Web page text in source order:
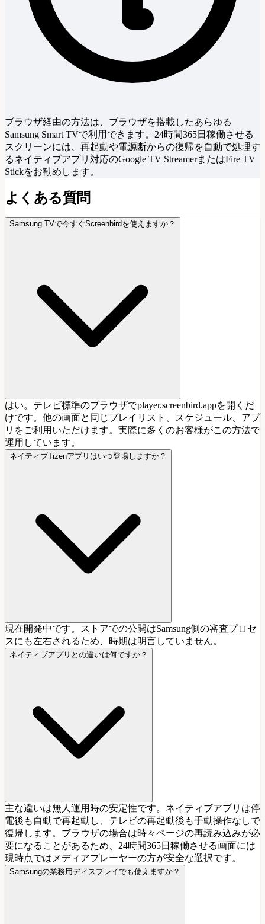
ブラウザ経由の方法は、ブラウザを搭載したあらゆる
Samsung Smart TVで利用できます。24時間365日稼働させる
スクリーンには、再起動や電源断からの復帰を自動で処理す
るネイティブアプリ対応のGoogle TV StreamerまたはFire TV
Stickをお勧めします。
よくある質問
Samsung TVで今すぐScreenbirdを使えますか？
はい。テレビ標準のブラウザでplayer.screenbird.appを開くだ
けです。他の画面と同じプレイリスト、スケジュール、アプ
リをご利用いただけます。実際に多くのお客様がこの方法で
運用しています。
ネイティブTizenアプリはいつ登場しますか？
現在開発中です。ストアでの公開はSamsung側の審査プロセ
スにも左右されるため、時期は明言していません。
ネイティブアプリとの違いは何ですか？
主な違いは無人運用時の安定性です。ネイティブアプリは停
電後も自動で再起動し、テレビの再起動後も手動操作なしで
復帰します。ブラウザの場合は時々ページの再読み込みが必
要になることがあるため、24時間365日稼働させる画面には
現時点ではメディアプレーヤーの方が安全な選択です。
Samsungの業務用ディスプレイでも使えますか？